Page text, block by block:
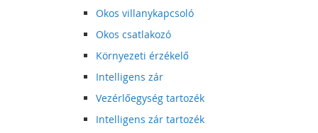
Okos villanykapcsoló
Okos csatlakozó
Környezeti érzékelő
Intelligens zár
Vezérlőegység tartozék
Intelligens zár tartozék